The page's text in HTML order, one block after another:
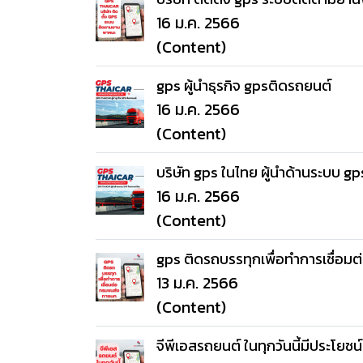
16 ม.ค. 2566
(Content)
gps ผู้นำธุรกิจ gpsติดรถยนต์
16 ม.ค. 2566
(Content)
บริษัท gps ในไทย ผู้นำด้านระบบ
16 ม.ค. 2566
(Content)
gps ติดรถบรรทุกเพื่อทำการเชื่อม
13 ม.ค. 2566
(Content)
จีพีเอสรถยนต์ ในทุกวันนี้มีประโยช